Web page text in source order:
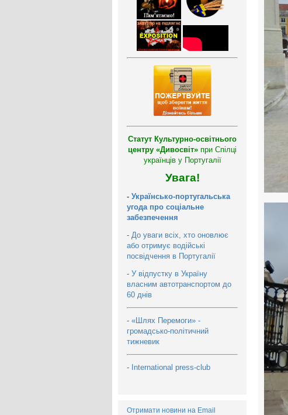
Статут Культурно-освітнього
центру «Дивосвіт» при Спілці
українців у Португалії
Увага!
- Українсько-португальська
угода про соціальне
забезпечення
- До уваги всіх, хто оновлює
або отримує водійські
посвідчення в Португалії
- У відпустку в Україну
власним автотранспортом до
60 днів
- «Шлях Перемоги» -
громадсько-політичний
тижневик
- International press-club
Отримати новини на Email